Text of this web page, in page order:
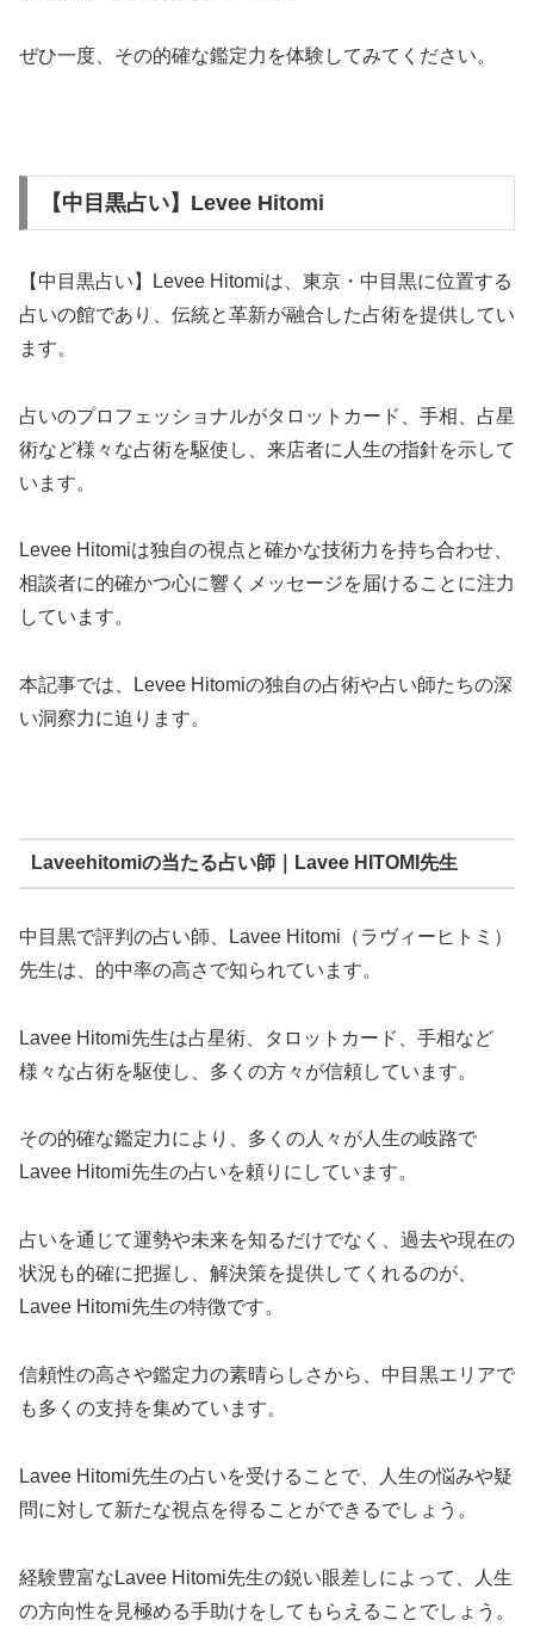
ぜひ一度、その的確な鑑定力を体験してみてください。
【中目黒占い】Levee Hitomi
【中目黒占い】Levee Hitomiは、東京・中目黒に位置する
占いの館であり、伝統と革新が融合した占術を提供してい
ます。
占いのプロフェッショナルがタロットカード、手相、占星
術など様々な占術を駆使し、来店者に人生の指針を示して
います。
Levee Hitomiは独自の視点と確かな技術力を持ち合わせ、
相談者に的確かつ心に響くメッセージを届けることに注力
しています。
本記事では、Levee Hitomiの独自の占術や占い師たちの深
い洞察力に迫ります。
Laveehitomiの当たる占い師｜Lavee HITOMI先生
中目黒で評判の占い師、Lavee Hitomi（ラヴィーヒトミ）
先生は、的中率の高さで知られています。
Lavee Hitomi先生は占星術、タロットカード、手相など
様々な占術を駆使し、多くの方々が信頼しています。
その的確な鑑定力により、多くの人々が人生の岐路で
Lavee Hitomi先生の占いを頼りにしています。
占いを通じて運勢や未来を知るだけでなく、過去や現在の
状況も的確に把握し、解決策を提供してくれるのが、
Lavee Hitomi先生の特徴です。
信頼性の高さや鑑定力の素晴らしさから、中目黒エリアで
も多くの支持を集めています。
Lavee Hitomi先生の占いを受けることで、人生の悩みや疑
問に対して新たな視点を得ることができるでしょう。
経験豊富なLavee Hitomi先生の鋭い眼差しによって、人生
の方向性を見極める手助けをしてもらえることでしょう。